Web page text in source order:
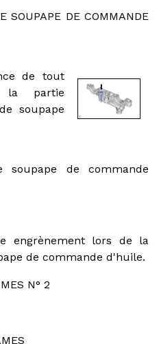
SOUPAPE DE COMMANDE
de tout
la partie
soupape
de commande
engrènement lors de la
de commande d'huile.
N° 2